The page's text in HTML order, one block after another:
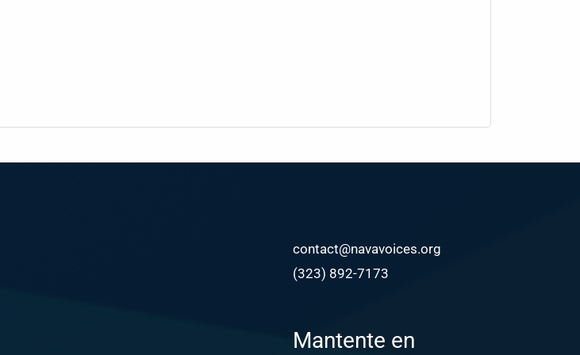
contact@navavoices.org
(323) 892-7173
Mantente en